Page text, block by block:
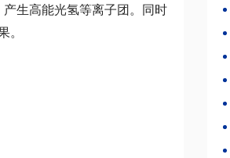
生高能光氢等离子团。同时
。